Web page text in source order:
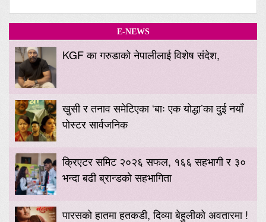
E-NEWS
KGF का गरुडाको नेपालीलाई विशेष संदेश,
खुसी र तनाव समेटिएका ‘बाः एक योद्धा’का दुई नयाँ
पोस्टर सार्वजनिक
क्रिएटर समिट २०२६ सफल, १६६ सहभागी र ३०
भन्दा बढी ब्रान्डको सहभागिता
पारसको हातमा हतकडी, दिव्या बेहुलीको अवतारमा !